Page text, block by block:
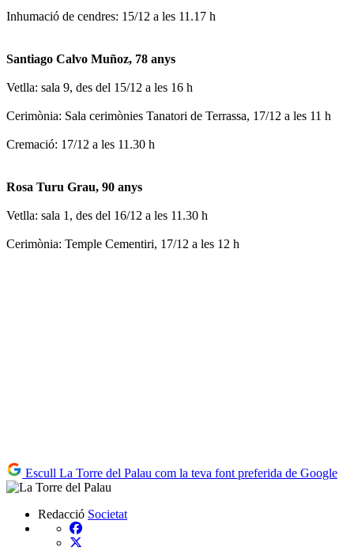
Inhumació de cendres: 15/12 a les 11.17 h
Santiago Calvo Muñoz, 78 anys
Vetlla: sala 9, des del 15/12 a les 16 h
Cerimònia: Sala cerimònies Tanatori de Terrassa, 17/12 a les 11 h
Cremació: 17/12 a les 11.30 h
Rosa Turu Grau, 90 anys
Vetlla: sala 1, des del 16/12 a les 11.30 h
Cerimònia: Temple Cementiri, 17/12 a les 12 h
Escull La Torre del Palau com la teva font preferida de Google
Redacció Societat